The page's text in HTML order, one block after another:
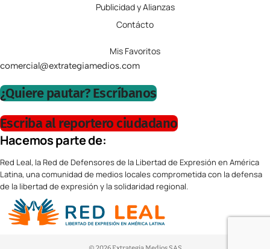
Publicidad y Alianzas
Contácto
Mis Favoritos
comercial@extrategiamedios.com
¿Quiere pautar? Escríbanos
Escriba al reportero ciudadano
Hacemos parte de:
Red Leal, la Red de Defensores de la Libertad de Expresión en América
Latina, una comunidad de medios locales comprometida con la defensa
de la libertad de expresión y la solidaridad regional.